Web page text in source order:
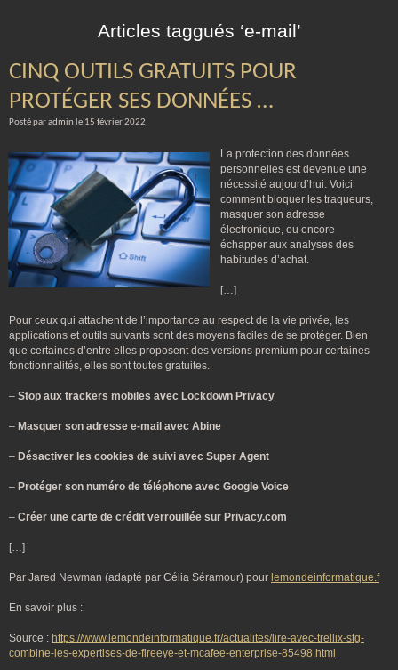
Articles taggués ‘e-mail’
CINQ OUTILS GRATUITS POUR
PROTÉGER SES DONNÉES …
Posté par admin le 15 février 2022
La protection des données
personnelles est devenue une
nécessité aujourd’hui. Voici
comment bloquer les traqueurs,
masquer son adresse
électronique, ou encore
échapper aux analyses des
habitudes d’achat.
[…]
Pour ceux qui attachent de l’importance au respect de la vie privée, les
applications et outils suivants sont des moyens faciles de se protéger. Bien
que certaines d’entre elles proposent des versions premium pour certaines
fonctionnalités, elles sont toutes gratuites.
– Stop aux trackers mobiles avec Lockdown Privacy
– Masquer son adresse e-mail avec Abine
– Désactiver les cookies de suivi avec Super Agent
– Protéger son numéro de téléphone avec Google Voice
– Créer une carte de crédit verrouillée sur Privacy.com
[…]
Par Jared Newman (adapté par Célia Séramour) pour lemondeinformatique.f
En savoir plus :
Source : https://www.lemondeinformatique.fr/actualites/lire-avec-trellix-stg-
combine-les-expertises-de-fireeye-et-mcafee-enterprise-85498.html